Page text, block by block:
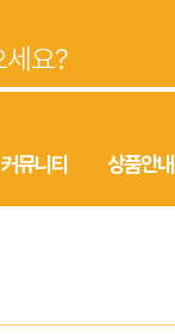
커뮤니티 상품안내